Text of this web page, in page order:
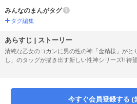
みんなのまんがタグ
タグ編集
あらすじ | ストーリー
清純な乙女のコカンに男の性の神「金精様」がと
し」のタッグが描き出す新しい性神シリーズ!! 待
今すぐ会員登録する (